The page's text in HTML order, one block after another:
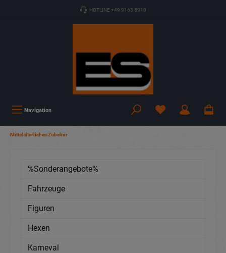
HOTLINE +49 9163 8910
Navigation
Mittelalterliches Zubehör
%Sonderangebote%
Fahrzeuge
Figuren
Hexen
Karneval